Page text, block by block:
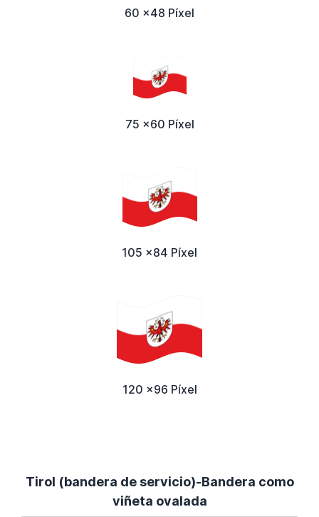
60 x48 Píxel
75 x60 Píxel
105 x84 Píxel
120 x96 Píxel
Tirol (bandera de servicio)-Bandera como
viñeta ovalada